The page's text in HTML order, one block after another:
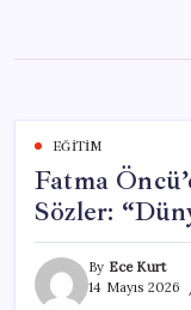
content
EĞITIM
Fatma
Sözler:
By Ece Kurt
14 Mayıs 2026